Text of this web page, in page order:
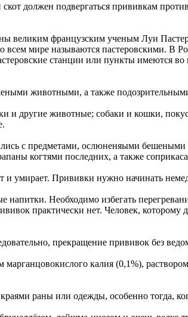
должен подвергаться прививкам
великим французским ученым Луи
мире называются пастеровскими. В
станции или пункты имеются
животными, а также
и другие животные; собаки и кошки,
с предметами, ослюненяыми
когтями последних, а также
и умирает. Прививки нужно начинать
напитки. Необходимо избегать
практически нет. Человек,
прекращение прививок без
калия (0,1%),
раны или одежды, особенно тогда,